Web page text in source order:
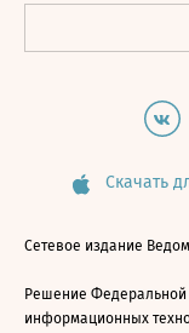
Скачать
Сетевое издание
Решение
информационных